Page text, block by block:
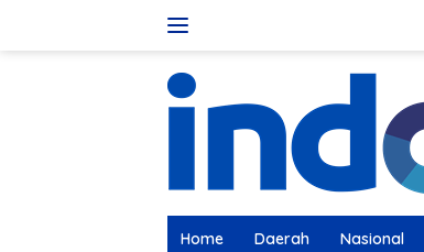
Home Daerah Nasional